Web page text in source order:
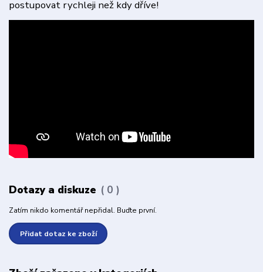
postupovat rychleji než kdy dříve!
Dotazy a diskuze 0
Zatím nikdo komentář nepřidal. Buďte první.
Přidat dotaz ke zboží